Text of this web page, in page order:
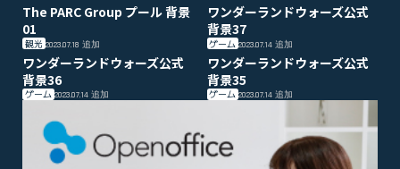
The PARC Group プール 背景
01
観光 2023.07.18 追加
ワンダーランドウォーズ公式
背景37
ゲーム 2023.07.14追加
ワンダーランドウォーズ公式
背景36
ゲーム 2023.07.14 追加
ワンダーランドウォーズ公式
背景35
ゲーム 2023.07.14追加